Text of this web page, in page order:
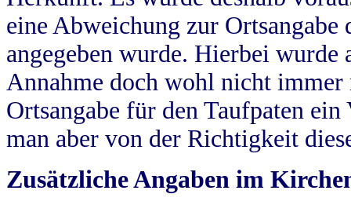
eine Abweichung zur
angegeben wurde. Hierbei wurde
Annahme doch wohl nicht
Ortsangabe für den Taufpaten
man aber von der Richtigkeit
Zusätzliche Angaben im